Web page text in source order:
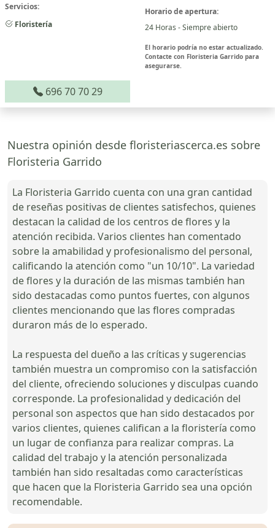
Servicios:
Floristería
Horario de apertura:
24 Horas - Siempre abierto
El horario podría no estar actualizado.
Contacte con Floristeria Garrido para
asegurarse.
696 70 70 29
Nuestra opinión desde floristeriascerca.es sobre
Floristeria Garrido
La Floristeria Garrido cuenta con una gran cantidad
de reseñas positivas de clientes satisfechos, quienes
destacan la calidad de los centros de flores y la
atención recibida. Varios clientes han comentado
sobre la amabilidad y profesionalismo del personal,
calificando la atención como "un 10/10". La variedad
de flores y la duración de las mismas también han
sido destacadas como puntos fuertes, con algunos
clientes mencionando que las flores compradas
duraron más de lo esperado.
La respuesta del dueño a las críticas y sugerencias
también muestra un compromiso con la satisfacción
del cliente, ofreciendo soluciones y disculpas cuando
corresponde. La profesionalidad y dedicación del
personal son aspectos que han sido destacados por
varios clientes, quienes califican a la floristería como
un lugar de confianza para realizar compras. La
calidad del trabajo y la atención personalizada
también han sido resaltadas como características
que hacen que la Floristeria Garrido sea una opción
recomendable.